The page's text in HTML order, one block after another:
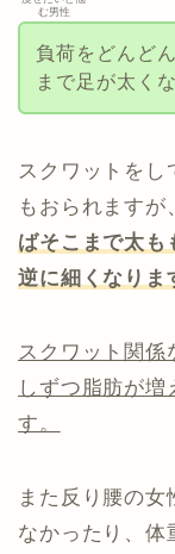
む男性
負荷をどんど
まで足が太く
スクワットを
もおられますが
ばそこまで太も
逆に細くなりま
スクワット関
しずつ脂肪が増
す。
また反り腰の
なかったり、体